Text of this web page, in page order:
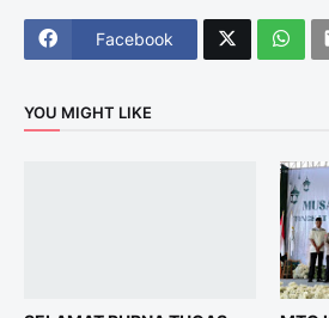
Facebook
YOU MIGHT LIKE